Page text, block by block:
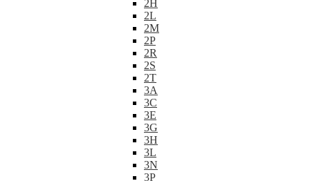
2H
2L
2M
2P
2R
2S
2T
3A
3C
3E
3G
3H
3L
3N
3P